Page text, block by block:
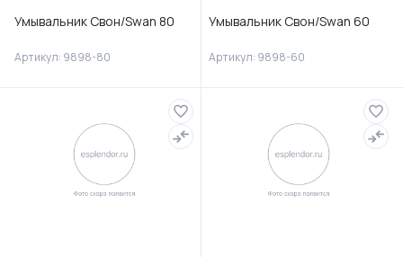
Умывальник Свон/Swan 80
Артикул: 9898-80
Умывальник Свон/Swan 60
Артикул: 9898-60